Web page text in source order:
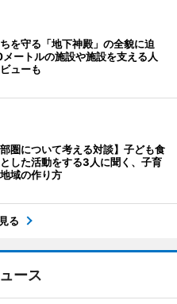
を守る「地下神殿」の全貌に迫
ートルの施設や施設を支える人
ューも
部圏について考える対談】子ども食
した活動をする3人に聞く、子育
域の作り方
る
ース